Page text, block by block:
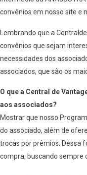
convênios em nosso site e
Lembrando que a
convênios que sejam
necessidades dos
associados, que são os
O que a Central de
aos associados?
Mostrar que nosso
do associado, além de
trocas por prêmios. Dessa
compra, buscando sempre